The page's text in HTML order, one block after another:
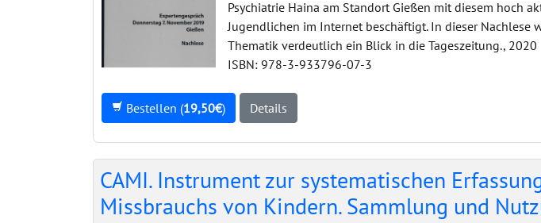
Psychiatrie Haina am Standort Gießen mit diesem hoch
Jugendlichen im Internet beschäftigt. In dieser Nachlese
Thematik verdeutlich ein Blick in die Tageszeitung., 2020
ISBN: 978-3-933796-07-3
Bestellen (19,50€) Details
CAMI. Instrument zur systematischen
Missbrauchs von Kindern. Sammlung und